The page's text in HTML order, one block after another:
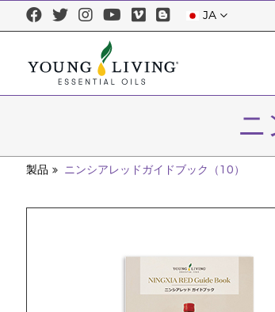
JA
ニ
製品 ニンシアレッドガイドブック（10）